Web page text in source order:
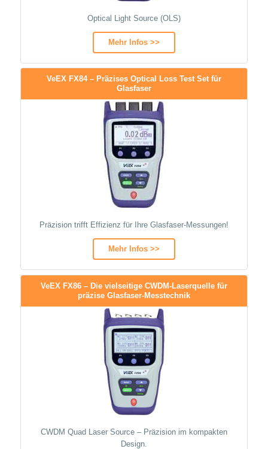
Optical Light Source (OLS)
Mehr Infos >>
VeEX FX84 – Präzises Optical Loss Test Set für
Glasfaser
Präzision trifft Effizienz für Ihre Glasfaser-Messungen!
Mehr Infos >>
VeEX FX86 – Die vielseitige CWDM-Laserquelle für
präzise Glasfaser-Messtechnik
CWDM Quad Laser Source – Präzision im kompakten
Design.